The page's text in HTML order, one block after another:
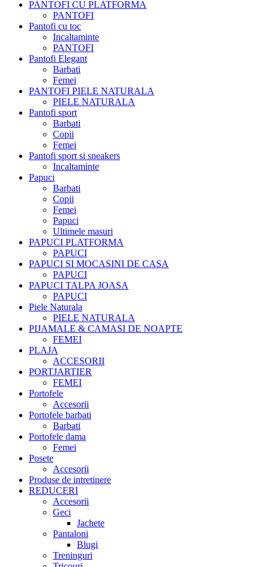
PANTOFI CU PLATFORMA
PANTOFI
Pantofi cu toc
Incaltaminte
PANTOFI
Pantofi Elegant
Barbati
Femei
PANTOFI PIELE NATURALA
PIELE NATURALA
Pantofi sport
Barbati
Copii
Femei
Pantofi sport si sneakers
Incaltaminte
Papuci
Barbati
Copii
Femei
Papuci
Ultimele masuri
PAPUCI PLATFORMA
PAPUCI
PAPUCI SI MOCASINI DE CASA
PAPUCI
PAPUCI TALPA JOASA
PAPUCI
Piele Naturala
PIELE NATURALA
PIJAMALE & CAMASI DE NOAPTE
FEMEI
PLAJA
ACCESORII
PORTJARTIER
FEMEI
Portofele
Accesorii
Portofele barbati
Barbati
Portofele dama
Femei
Posete
Accesorii
Produse de intretinere
REDUCERI
Accesorii
Geci
Jachete
Pantaloni
Blugi
Treninguri